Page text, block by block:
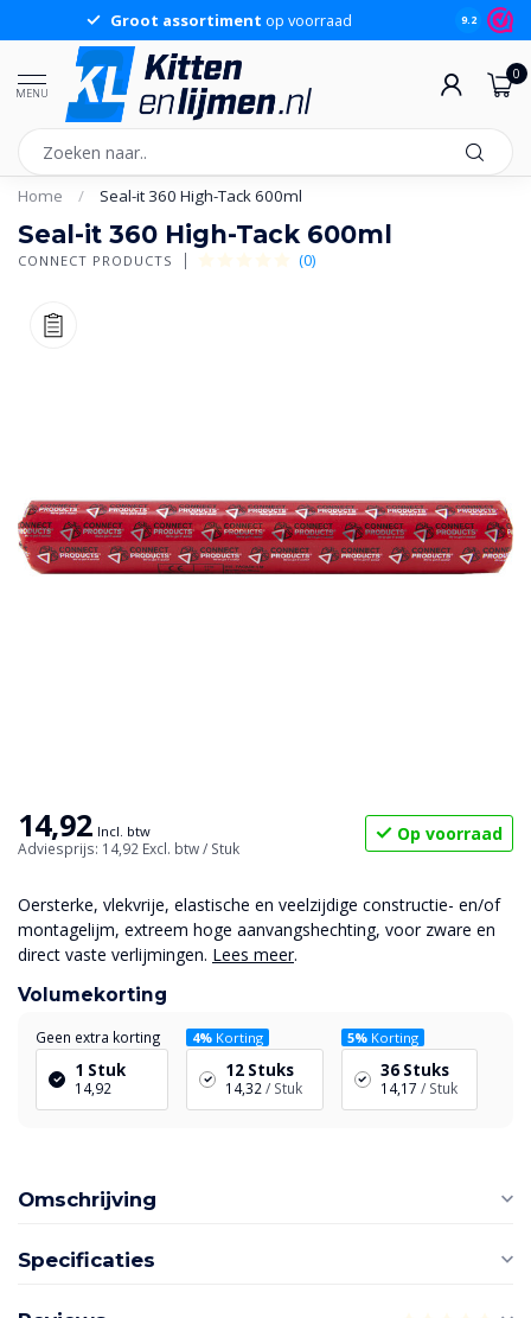
Groot assortiment op voorraad 9.2
MENU
0
Home / Seal-it 360 High-Tack 600ml
Seal-it 360 High-Tack 600ml
CONNECT PRODUCTS (0)
14,92 Incl. btw
Adviesprijs: 14,92 Excl. btw/ Stuk
Op voorraad
Oersterke, vlekvrije, elastische en veelzijdige constructie- en/of
montagelijm, extreem hoge aanvangshechting, voor zware en
direct vaste verlijmingen. Lees meer.
Volumekorting
Geen extra korting
1 Stuk
14,92
4% Korting
12 Stuks
14,32/ Stuk
5%Korting
36 Stuks
14,17 / Stuk
Omschrijving
Specificaties